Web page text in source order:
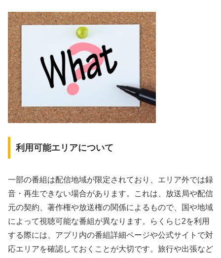
利用可能エリアについて
一部の番組は配信地域が限定されており、エリア外では録
音・再生できない場合があります。これは、放送局や配信
元の契約、著作権や放送権の関係によるもので、国や地域
によって視聴可能な番組が異なります。らくらじ2を利用
する際には、アプリ内の番組詳細ページや公式サイトで対
応エリアを確認しておくことが大切です。旅行や出張など